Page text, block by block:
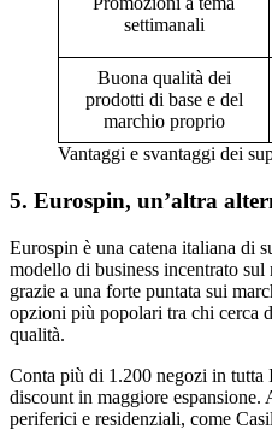
settimanali
Buona qualità dei
prodotti di base e del
marchio proprio
Vantaggi e svantaggi dei
5. Eurospin, un’altra
Eurospin è una catena italiana di
modello di business incentrato
grazie a una forte puntata sui
opzioni più popolari tra chi cerca
qualità.
Conta più di 1.200 negozi in tutta
discount in maggiore
periferici e residenziali, come